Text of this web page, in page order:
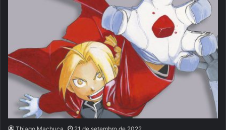
Thiago Machuca 21 de setembro de 2022